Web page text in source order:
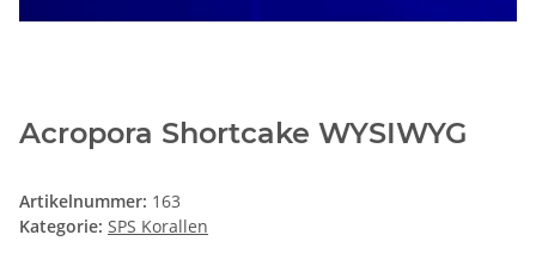
Acropora Shortcake WYSIWYG
Artikelnummer: 163
Kategorie: SPS Korallen